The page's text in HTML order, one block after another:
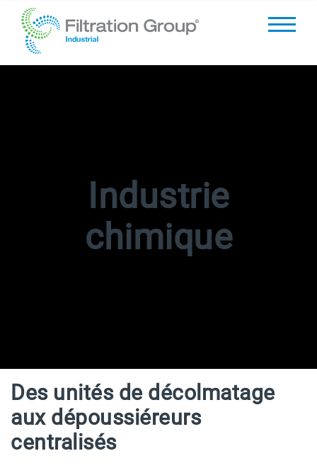
Industrie
chimique
Des unités de décolmatage
aux dépoussiéreurs
centralisés